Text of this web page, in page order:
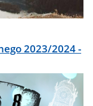
2023/2024 -